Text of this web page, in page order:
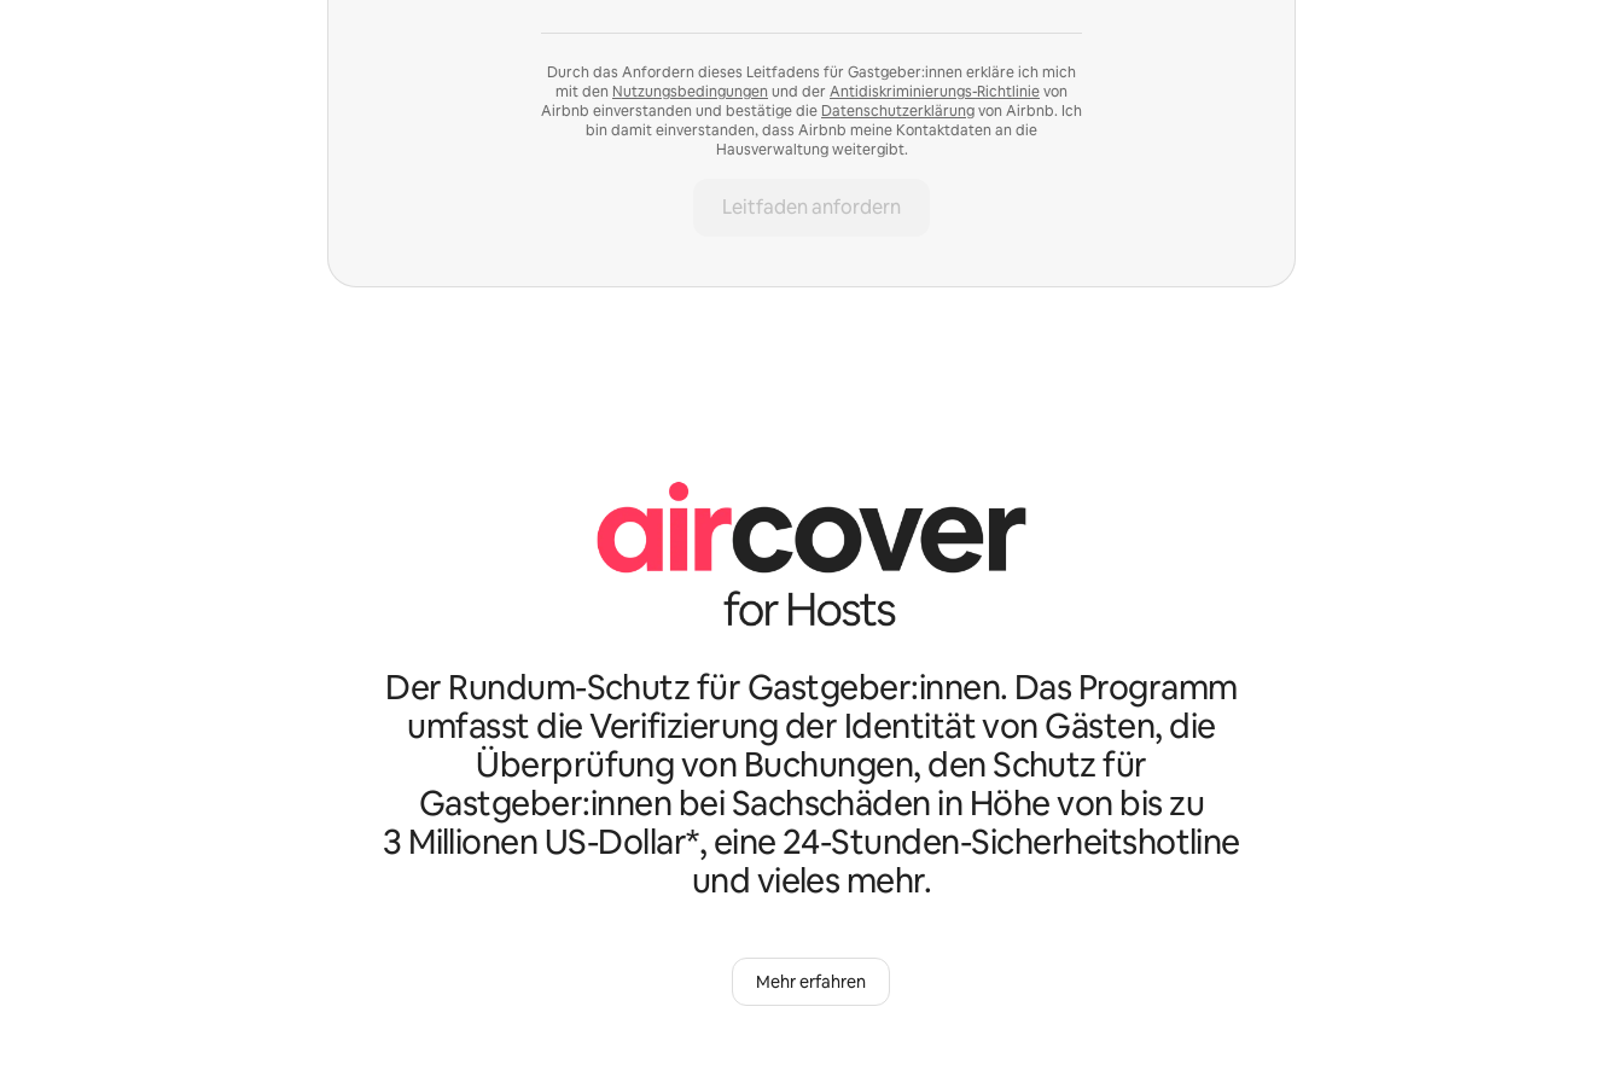
Durch das Anfordern dieses Leitfadens für Gastgeber:innen erkläre ich mich
mit den Nutzungsbedingungen und der Antidiskriminierungs-Richtlinievon
Airbnb einverstanden und bestätige die Datenschutzerklärungvon Airbnb. Ich
bin damit einverstanden, dass Airbnb meine Kontaktdaten an die
Hausverwaltung weitergibt.
Leitfaden anfordern
Der Rundum-Schutz für Gastgeber:innen. Das Programm
umfasst die Verifizierung der Identität von Gästen, die
Überprüfung von Buchungen, den Schutz für
Gastgeber:innen bei Sachschäden in Höhe von bis zu
3 Millionen US-Dollar*, eine 24-Stunden-Sicherheitshotline
und vieles mehr.
Mehr erfahren